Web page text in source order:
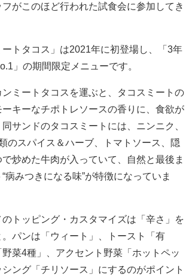
がこのほど行われた試食会に参加してき
ートタコス」は2021年に初登場し、「3年
」の期間限定メニューです。
ミートタコスを運ぶと、タコスミートの
ーキーなチポトレソースの香りに、食欲が
サンドのタコスミートには、ニンニク、
のスパイス＆ハーブ、トマトソース、隠
炒めた牛肉が入っていて、自然と最後ま
病みつきになる味”が特徴になっていま
トッピング・カスタマイズは「辛さ」を
パンは「ウィート」、トースト「有
野菜4種」、アクセント野菜「ホットペッ
ング「チリソース」にするのがポイント